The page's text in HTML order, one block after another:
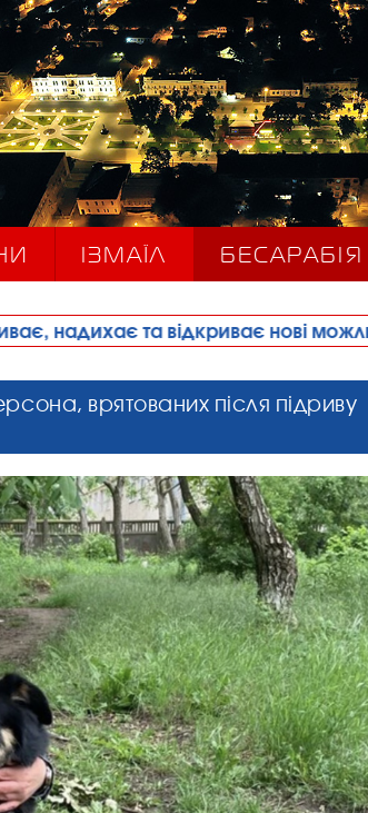
ІЗМАЇЛ БЕСАРАБІЯ
нові можливості(фото) •
врятованих після підриву